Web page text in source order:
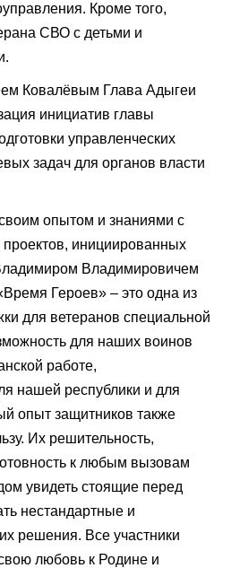
Кроме того,
СВО с детьми и
Ковалёвым Глава Адыгеи
инициатив главы
управленческих
задач для органов власти
опытом и знаниями с
инициированных
Владимировичем
Героев» – это одна из
для ветеранов специальной
для наших воинов
работе,
нашей республики и для
опыт защитников также
Их решительность,
к любым вызовам
увидеть стоящие перед
нестандартные и
решения. Все участники
любовь к Родине и